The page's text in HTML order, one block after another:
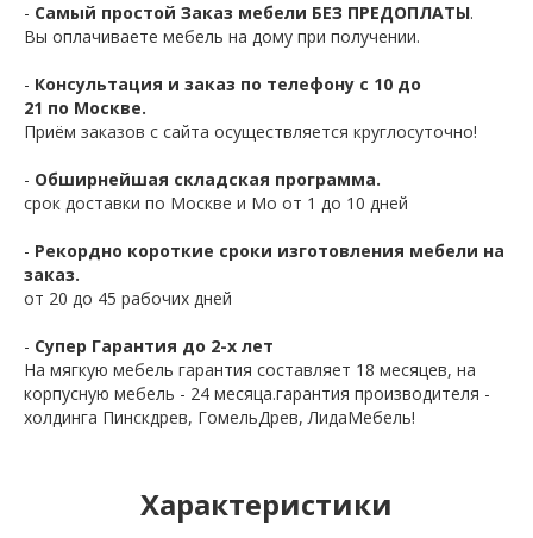
- Самый простой Заказ мебели БЕЗ ПРЕДОПЛАТЫ.
Вы оплачиваете мебель на дому при получении.
- Консультация и заказ по телефону с 10 до
21 по Москве.
Приём заказов с сайта осуществляется круглосуточно!
- Обширнейшая складская программа.
срок доставки по Москве и Мо от 1 до 10 дней
- Рекордно короткие сроки изготовления мебели на
заказ.
от 20 до 45 рабочих дней
- Супер Гарантия до 2-х лет
На мягкую мебель гарантия составляет 18 месяцев, на
корпусную мебель - 24 месяца.гарантия производителя -
холдинга Пинскдрев, ГомельДрев, ЛидаМебель!
Характеристики